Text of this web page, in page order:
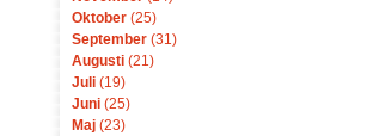
Oktober (25)
September (31)
Augusti (21)
Juli (19)
Juni (25)
Maj (23)